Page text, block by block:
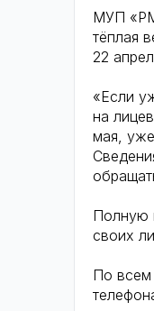
МУП
тёплая
22
«Если
на
мая,
Полную
своих
По всем